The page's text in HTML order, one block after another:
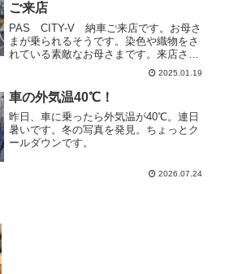
ご来店
PAS CITY-V 納車ご来店です。お母さ
まが乗られるそうです。染色や織物をさ
れている素敵なお母さまです。来店され
た際、染色で灰を使うと伺いました。ち
ょうど、薪ストーブの灰が缶いっぱいに
なったところだったので、PASと一緒に
車に載せて頂き...
2025.01.19
車の外気温40℃！
昨日、車に乗ったら外気温が40℃。連日
暑いです。冬の写真を発見。ちょっとク
ールダウンです。
2026.07.24